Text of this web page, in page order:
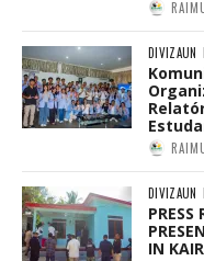
DIVIZAUN
DIVIZAUN
PRESS
IN